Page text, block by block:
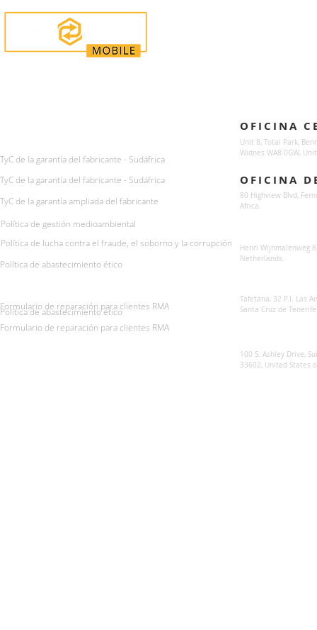
TyC de la garantía del fabricante - Sudáfrica
TyC de la garantía del fabricante - Sudáfrica
TyC de la garantía ampliada del fabricante
Política de gestión medioambiental
Política de lucha contra el fraude, el soborno y la corrupción
Política de abastecimiento ético
Formulario de reparación para clientes RMA
Formulario de reparación para clientes RMA
Política de abastecimiento ético
OFICINA
Unit 8, Total Park,
Widnes WA8 0GW,
OFICINA
80 Highview Blvd,
Africa.
Henri Wijnmalenweg
Netherlands.
Tafetana, 32 P.I. Las
Santa Cruz de Tenerife
100 S. Ashley Drive,
33602, United States